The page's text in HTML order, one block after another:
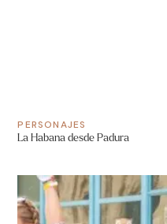
PERSONAJES
La Habana desde Padura